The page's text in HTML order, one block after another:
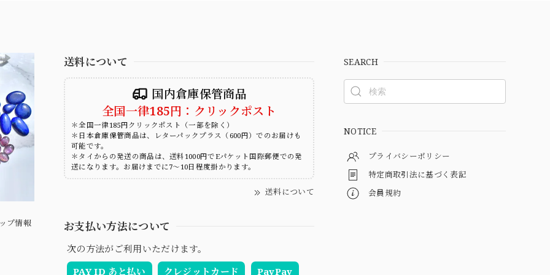
プ情報
送料について
国内倉庫保管商品
全国一律185円：クリックポスト
＊全国一律185円クリックポスト（一部を除く）
＊日本倉庫保管商品は、レターパックプラス（600円）でのお届けも
可能です。
＊タイからの発送の商品は、送料1000円でEパケット国際郵便での発
送になります。お届けまでに7～10日程度掛かります。
送料について
お支払い方法について
次の方法がご利用いただけます。
PAY ID あと払い
クレジットカード PayPay
SEARCH
NOTICE
プライバシーポリシー
特定商取引法に基づく表記
会員規約